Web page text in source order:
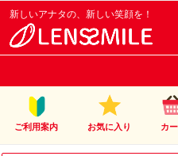
新しいアナタの、新しい笑顔を！
ご利用案内 お気に入り カ